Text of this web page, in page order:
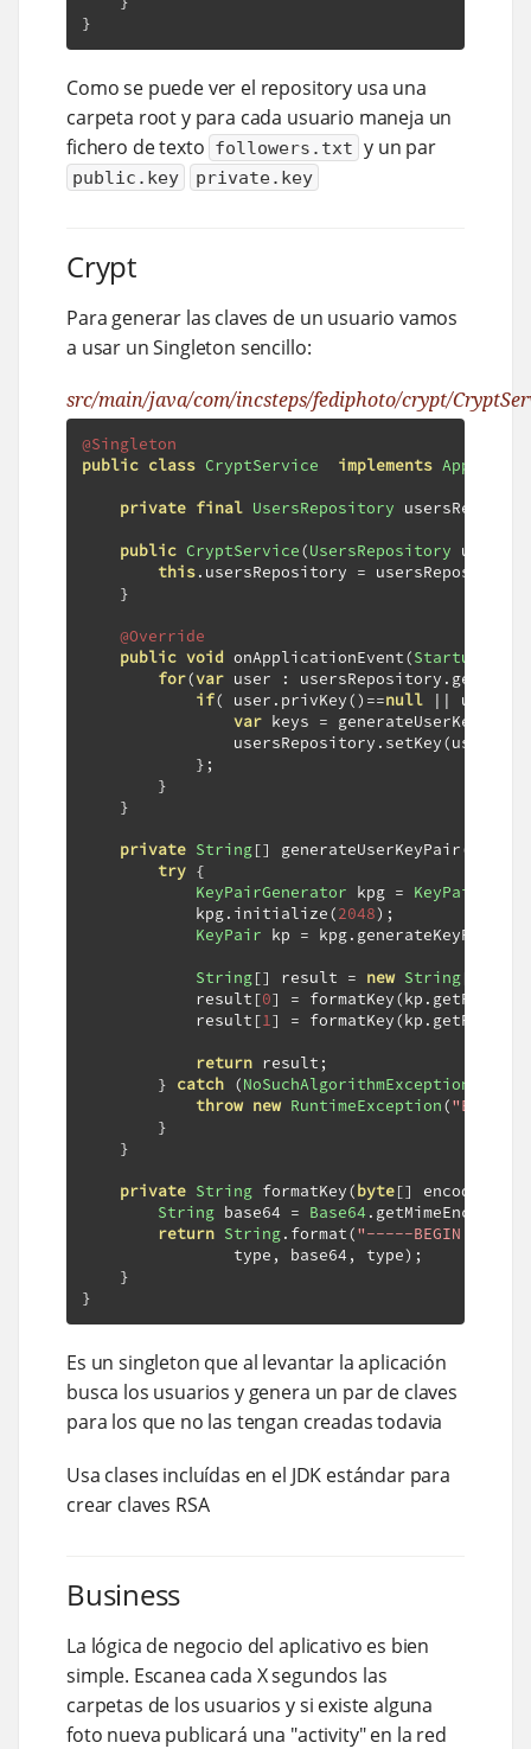
}
Como se puede ver el repository usa una
carpeta root y para cada usuario maneja un
fichero de texto followers.txt y un par
public.key private.key
Crypt
Para generar las claves de un usuario vamos
a usar un Singleton sencillo:
src/main/java/com/incsteps/fediphoto/crypt/
@Singleton
public class CryptService implements
private final UsersRepository
public CryptService(UsersRepository
this. usersRepository = usersRepository
}
@Override
public void onApplicationEvent(StartupEvent
for(var user : usersRepository . getUsers
if( user . privKey()==null || user
var keys = generateUserKeyPair
                usersRepository
. setKey(user
};
}
}
private String[] generateUserKeyPair()
try {
KeyPairGenerator kpg =
            kpg
. initialize(2048);
KeyPair kp = kpg. generateKeyPair
String[] result = new String
            result
[0] = formatKey(kp . getPublic
            result
[1] = formatKey(kp . getPrivate
return result ;
} catch (NoSuchAlgorithmException
throw new RuntimeException("Error:
}
}
private String formatKey(byte[] encoded
String base64 = Base64 . getMimeEncoder
return String. format("-----BEGIN %s
                type
, base64 , type);
}
}
Es un singleton que al levantar la aplicación
busca los usuarios y genera un par de claves
para los que no las tengan creadas todavia
Usa clases incluídas en el JDK estándar para
crear claves RSA
Business
La lógica de negocio del aplicativo es bien
simple. Escanea cada X segundos las
carpetas de los usuarios y si existe alguna
foto nueva publicará una "activity" en la red